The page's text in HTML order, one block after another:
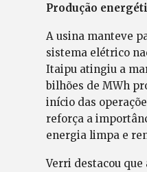
Produção
A usina manteve
sistema elétrico
Itaipu atingiu a
bilhões de MWh
início das
reforça a
energia limpa e
Verri destacou